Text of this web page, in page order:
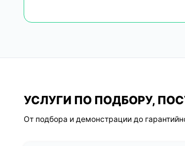
УСЛУГИ ПО ПОДБОРУ,
От подбора и демонстрации до